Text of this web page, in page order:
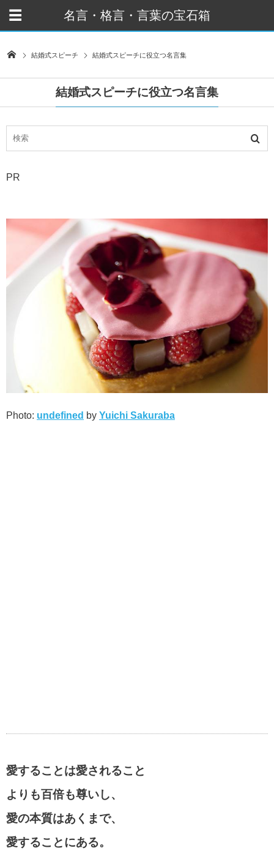
名言・格言・言葉の宝石箱
結婚式スピーチ 結婚式スピーチに役立つ名言集
結婚式スピーチに役立つ名言集
PR
Photo: undefined by Yuichi Sakuraba
愛することは愛されること
よりも百倍も尊いし、
愛の本質はあくまで、
愛することにある。